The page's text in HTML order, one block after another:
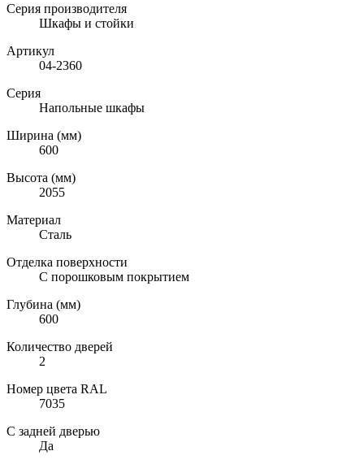
Серия производителя
Шкафы и стойки
Артикул
04-2360
Серия
Напольные шкафы
Ширина (мм)
600
Высота (мм)
2055
Материал
Сталь
Отделка поверхности
С порошковым покрытием
Глубина (мм)
600
Количество дверей
2
Номер цвета RAL
7035
С задней дверью
Да